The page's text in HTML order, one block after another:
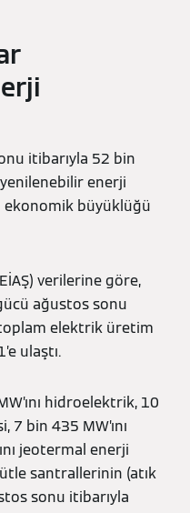
itibarıyla 52 bin
enerji
ekonomik büyüklüğü
verilerine göre,
ağustos sonu
toplam elektrik üretim
ulaştı.
hidroelektrik, 10
7 bin 435 MW’ını
jeotermal enerji
santrallerinin (atık
sonu itibarıyla